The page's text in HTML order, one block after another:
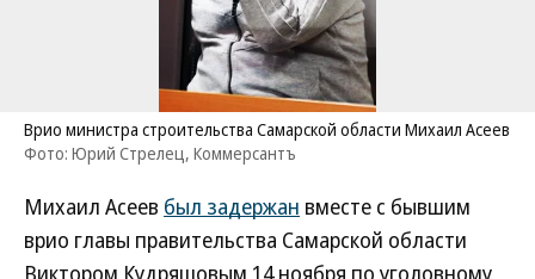
Врио министра строительства Самарской области Михаил Асеев
Фото: Юрий Стрелец, Коммерсантъ
Михаил Асеев был задержан вместе с бывшим
врио главы правительства Самарской области
Виктором Кудряшовым 14 ноября по уголовному